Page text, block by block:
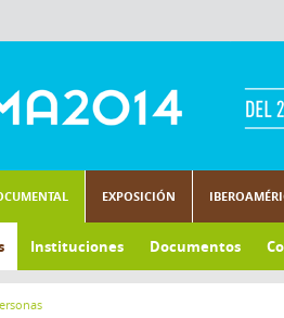
EXPOSICIÓN
Instituciones Documentos